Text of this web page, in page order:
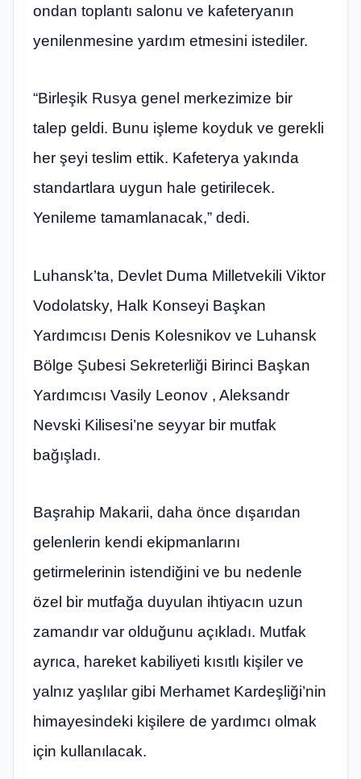
ondan toplantı salonu ve kafeteryanın
yenilenmesine yardım etmesini istediler.
“Birleşik Rusya genel merkezimize bir
talep geldi. Bunu işleme koyduk ve gerekli
her şeyi teslim ettik. Kafeterya yakında
standartlara uygun hale getirilecek.
Yenileme tamamlanacak,” dedi.
Luhansk’ta, Devlet Duma Milletvekili Viktor
Vodolatsky, Halk Konseyi Başkan
Yardımcısı Denis Kolesnikov ve Luhansk
Bölge Şubesi Sekreterliği Birinci Başkan
Yardımcısı Vasily Leonov , Aleksandr
Nevski Kilisesi’ne seyyar bir mutfak
bağışladı.
Başrahip Makarii, daha önce dışarıdan
gelenlerin kendi ekipmanlarını
getirmelerinin istendiğini ve bu nedenle
özel bir mutfağa duyulan ihtiyacın uzun
zamandır var olduğunu açıkladı. Mutfak
ayrıca, hareket kabiliyeti kısıtlı kişiler ve
yalnız yaşlılar gibi Merhamet Kardeşliği’nin
himayesindeki kişilere de yardımcı olmak
için kullanılacak.